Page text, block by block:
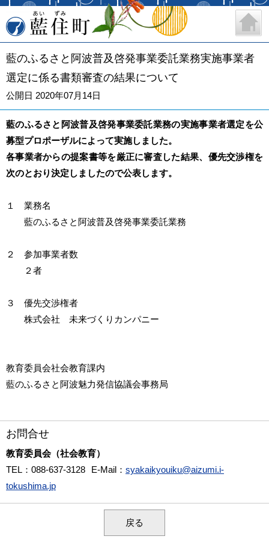
藍住町
藍のふるさと阿波普及啓発事業委託業務実施事業者
選定に係る書類審査の結果について
公開日 2020年07月14日
藍のふるさと阿波普及啓発事業委託業務の実施事業者選定を公
募型プロポーザルによって実施しました。
各事業者からの提案書等を厳正に審査した結果、優先交渉権を
次のとおり決定しましたので公表します。
１ 業務名
藍のふるさと阿波普及啓発事業委託業務
２ 参加事業者数
２者
３ 優先交渉権者
株式会社 未来づくりカンパニー
教育委員会社会教育課内
藍のふるさと阿波魅力発信協議会事務局
お問合せ
教育委員会（社会教育）
TEL ：088-637-3128 E-Mail ： syakaikyouiku@aizumi.i-
tokushima.jp
戻る